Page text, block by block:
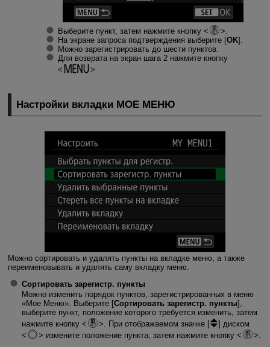
Выберите пункт, затем нажмите кнопку
.
На экране запроса подтверждения выберите [OK].
Можно зарегистрировать до шести пунктов.
Для возврата на экран шага 2 нажмите кнопку
.
Настройки вкладки МОE МЕНЮ
Можно сортировать и удалять пункты на вкладке меню, а также
переименовывать и удалять саму вкладку меню.
Сортировать зарегистр. пункты
Можно изменить порядок пунктов, зарегистрированных в меню
«Мое Меню». Выберите [Сортировать зарегистр. пункты],
выберите пункт, положение которого требуется изменить, затем
нажмите кнопку
. При отображаемом значке [
] диском
измените положение пункта, затем нажмите кнопку
.